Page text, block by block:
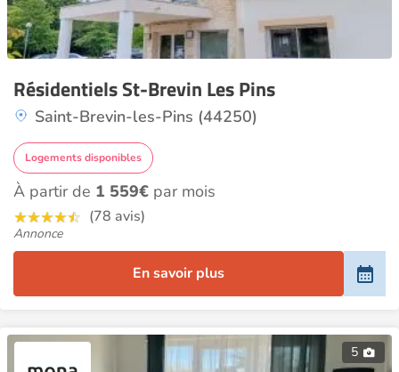
Résidentiels St-Brevin Les Pins
Saint-Brevin-les-Pins (44250)
Logements disponibles
À partir de 1 559€ par mois
(78 avis)
Annonce
En savoir plus
5